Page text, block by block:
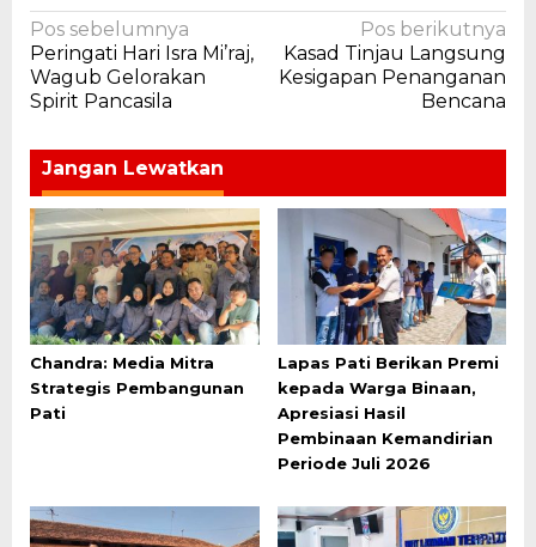
Navigasi
pos
Pos sebelumnya
Peringati Hari Isra Mi’raj,
Wagub Gelorakan
Spirit Pancasila
Pos berikutnya
Kasad Tinjau Langsung
Kesigapan Penanganan
Bencana
Jangan Lewatkan
Chandra: Media Mitra
Strategis Pembangunan
Pati
Lapas Pati Berikan Premi
kepada Warga Binaan,
Apresiasi Hasil
Pembinaan Kemandirian
Periode Juli 2026